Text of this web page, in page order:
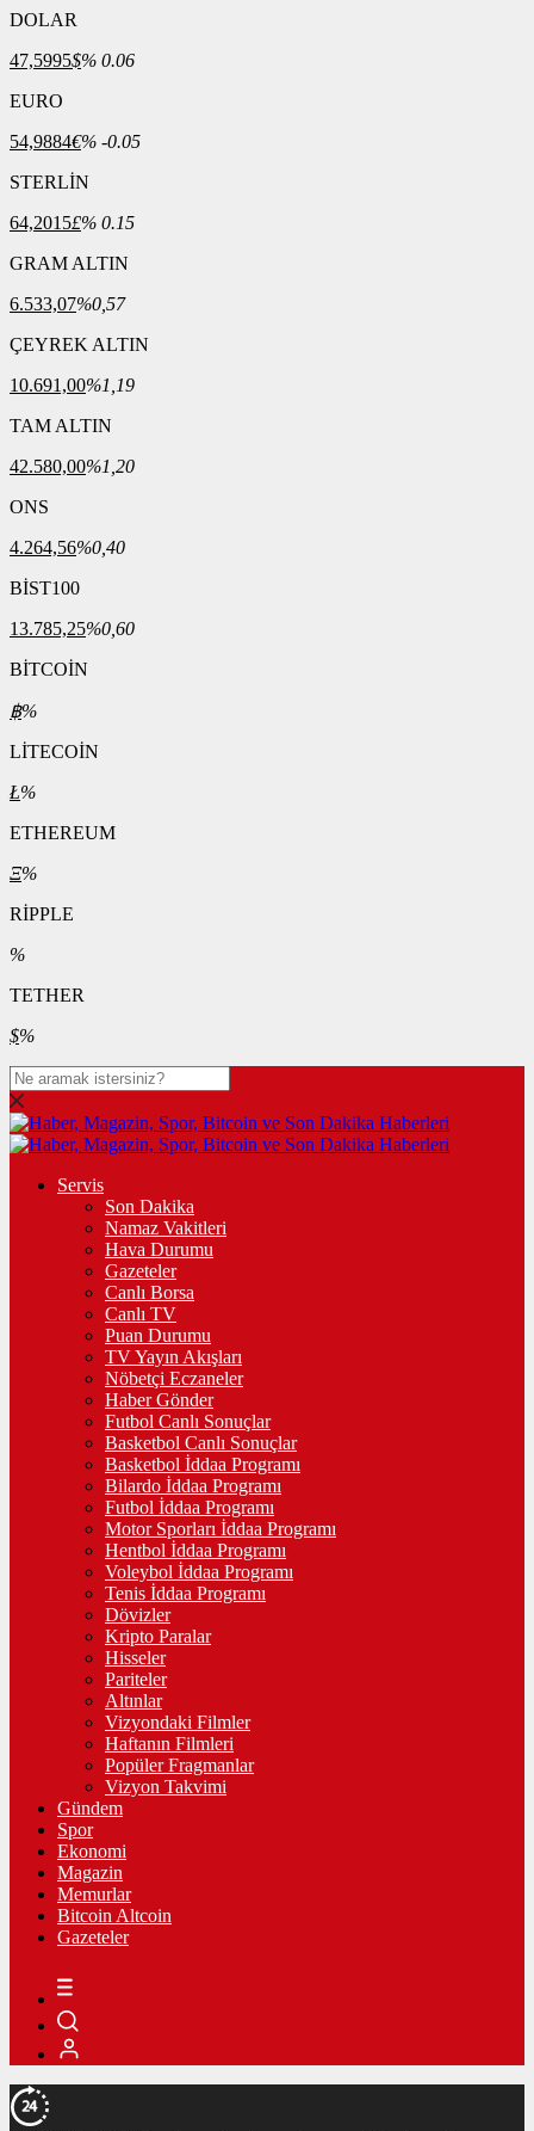
DOLAR
47,5995$% 0.06
EURO
54,9884€% -0.05
STERLİN
64,2015£% 0.15
GRAM ALTIN
6.533,07%0,57
ÇEYREK ALTIN
10.691,00%1,19
TAM ALTIN
42.580,00%1,20
ONS
4.264,56%0,40
BİST100
13.785,25%0,60
BİTCOİN
฿%
LİTECOİN
Ł%
ETHEREUM
Ξ%
RİPPLE
%
TETHER
$%
Servis
Son Dakika
Namaz Vakitleri
Hava Durumu
Gazeteler
Canlı Borsa
Canlı TV
Puan Durumu
TV Yayın Akışları
Nöbetçi Eczaneler
Haber Gönder
Futbol Canlı Sonuçlar
Basketbol Canlı Sonuçlar
Basketbol İddaa Programı
Bilardo İddaa Programı
Futbol İddaa Programı
Motor Sporları İddaa Programı
Hentbol İddaa Programı
Voleybol İddaa Programı
Tenis İddaa Programı
Dövizler
Kripto Paralar
Hisseler
Pariteler
Altınlar
Vizyondaki Filmler
Haftanın Filmleri
Popüler Fragmanlar
Vizyon Takvimi
Gündem
Spor
Ekonomi
Magazin
Memurlar
Bitcoin Altcoin
Gazeteler